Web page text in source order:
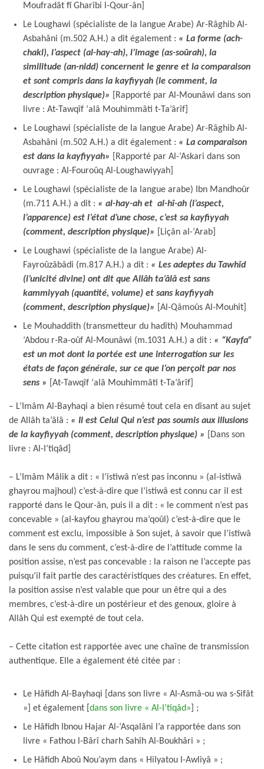
Moufradât fî Gharîbi l-Qour-ân]
Le Loughawi (spécialiste de la langue Arabe) Ar-Râghib Al-
Asbahâni (m.502 A.H.) a dit également : « La forme (ach-
chakl), l’aspect (al-hay-ah), l’image (as-soûrah), la
similitude (an-nidd) concernent le genre et la comparaison
et sont compris dans la kayfiyyah (le comment, la
description physique)»
[Rapporté par Al-Mounâwi dans son
livre : At-Tawqîf ‘alâ Mouhimmâti t-Ta’ârîf]
Le Loughawi (spécialiste de la langue Arabe) Ar-Râghib Al-
Asbahâni (m.502 A.H.) a dit également : « La comparaison
est dans la kayfiyyah»
[Rapporté par Al-‘Askari dans son
ouvrage : Al-Fouroûq Al-Loughawiyyah]
Le Loughawi (spécialiste de la langue arabe) Ibn Mandhoûr
(m.711 A.H.) a dit : « al-hay-ah et al-hî-ah (l’aspect,
l’apparence) est l’état d’une chose, c’est sa kayfiyyah
(comment, description physique)»
[Liçân al-‘Arab]
Le Loughawi (spécialiste de la langue Arabe) Al-
Fayroûzâbâdi (m.817 A.H.) a dit : « Les adeptes du Tawhîd
(l’unicité divine) ont dit que Allâh ta’âlâ est sans
kammiyyah (quantité, volume) et sans kayfiyyah
(comment, description physique)»
[Al-Qâmoûs Al-Mouhît]
Le Mouhaddith (transmetteur du hadîth) Mouhammad
‘Abdou r-Ra-oûf Al-Mounâwi (m.1031 A.H.) a dit : « “Kayfa”
est un mot dont la portée est une interrogation sur les
états de façon générale, sur ce que l’on perçoit par nos
sens » [At-Tawqîf ‘alâ Mouhimmâti t-Ta’ârîf]
– L’Imâm Al-Bayhaqi a bien résumé tout cela en disant au sujet
de Allâh ta’âlâ : « Il est Celui Qui n’est pas soumis aux illusions
de la kayfiyyah (comment, description physique) »
[Dans son
livre : Al-I’tiqâd]
– L’Imâm Mâlik a dit : « l’istiwâ n’est pas inconnu » (al-istiwâ
ghayrou majhoul) c’est-à-dire que l’istiwâ est connu car il est
rapporté dans le Qour-ân, puis il a dit : « le comment n’est pas
concevable » (al-kayfou ghayrou ma’qoûl) c’est-à-dire que le
comment est exclu, impossible à Son sujet, à savoir que l’istiwâ
dans le sens du comment, c’est-à-dire de l’attitude comme la
position assise, n’est pas concevable : la raison ne l’accepte pas
puisqu’il fait partie des caractéristiques des créatures. En effet,
la position assise n’est valable que pour un être qui a des
membres, c’est-à-dire un postérieur et des genoux, gloire à
Allâh Qui est exempté de tout cela.
– Cette citation est rapportée avec une chaîne de transmission
authentique. Elle a également été citée par :
Le Hâfidh Al-Bayhaqi [dans son livre « Al-Asmâ-ou wa s-Sifât
»] et également [ dans son livre « Al-I’tiqâd» ] ;
Le Hâfidh Ibnou Hajar Al-‘Asqalâni l’a rapportée dans son
livre « Fathou l-Bârî charh Sahîh Al-Boukhâri » ;
Le Hâfidh Aboû Nou’aym dans « Hilyatou l-Awliyâ » ;